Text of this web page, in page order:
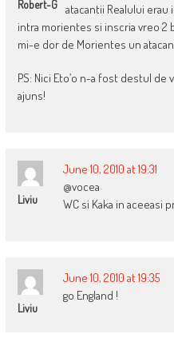
Robert-G
atacantii Realului
intra morientes si inscria vreo 2
mi-e dor de Morientes un
PS: Nici Eto’o n-a fost destul de
ajuns!
Liviu
June 10, 2010 at 19:31
@vocea
WC si Kaka in aceeasi
Liviu
June 10, 2010 at 19:35
go England !